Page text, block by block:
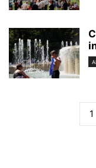
1